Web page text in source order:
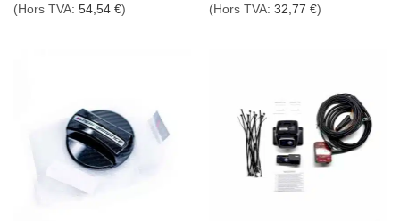
(Hors TVA: 54,54 €) (Hors TVA: 32,77 €)